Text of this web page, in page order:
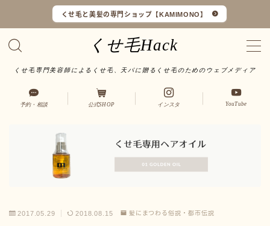
くせ毛と美髪の専門ショップ【KAMIMONO】
くせ毛Hack
くせ毛専門美容師によるくせ毛、天パに贈るくせ毛のためのウェブメディア
口コミ一覧
オンラインショップ
サイトマップ
予約・相談 公式SHOP インスタ YouTube
2017.05.29 2018.08.15 髪にまつわる俗説・都市伝説